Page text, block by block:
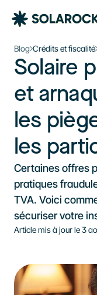
Nos Agences
Nos Installations
À propos
Parrainage
Blog
À propos de Solarock
Nos produits
Blog Crédits et fiscalité
Solaire
et
les
les
Certaines offres
pratiques
TVA. Voici
sécuriser votre
Article mis à jour le 3
Le
dans
Je